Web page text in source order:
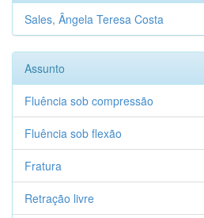
Sales, Ângela Teresa Costa
Assunto
Fluência sob compressão
Fluência sob flexão
Fratura
Retração livre